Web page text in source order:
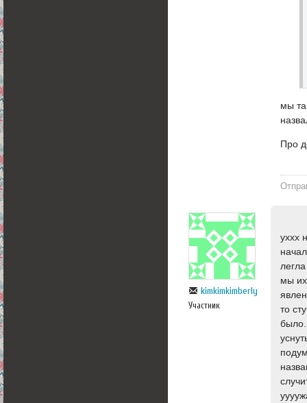
мы
Про
kimkimkimberly
Участник
уххх
мы
то
было.